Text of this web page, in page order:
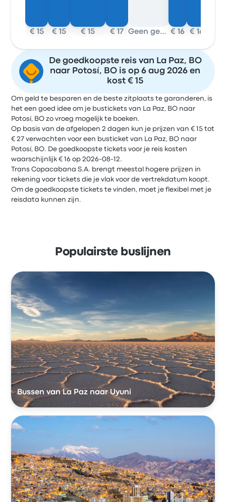
€ 15 € 15 € 15 € 17 Geen gegevens € 16 € 16
De goedkoopste reis van La Paz, BO
naar Potosí, BO is op 6 aug 2026 en
kost € 15
Om geld te besparen en de beste zitplaats te garanderen, is
het een goed idee om je bustickets van La Paz, BO naar
Potosí, BO zo vroeg mogelijk te boeken.
Op basis van de afgelopen 2 dagen kun je prijzen van € 15 tot
€ 27 verwachten voor een busticket van La Paz, BO naar
Potosí, BO. De goedkoopste tickets voor je reis kosten
waarschijnlijk € 16 op 2026-08-12.
Trans Copacabana S.A. brengt meestal hogere prijzen in
rekening voor tickets die je vlak voor de vertrekdatum koopt.
Om de goedkoopste tickets te vinden, moet je flexibel met je
reisdata kunnen zijn.
Populairste buslijnen
Bussen van La Paz naar Uyuni